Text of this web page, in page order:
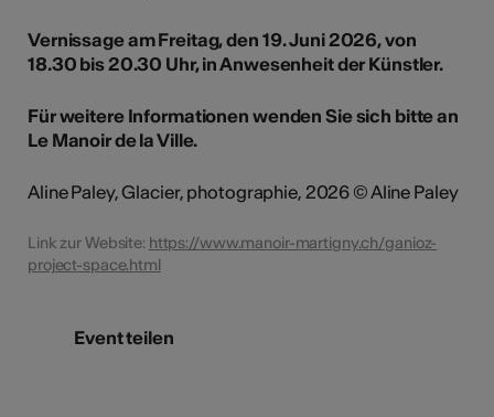
Vernissage am Freitag, den 19. Juni 2026, von
18.30 bis 20.30 Uhr, in Anwesenheit der Künstler.
Für weitere Informationen wenden Sie sich bitte an
Le Manoir de la Ville.
Aline Paley, Glacier, photographie, 2026 © Aline Paley
Link zur Website: https://www.manoir-martigny.ch/ganioz-
project-space.html
Event teilen